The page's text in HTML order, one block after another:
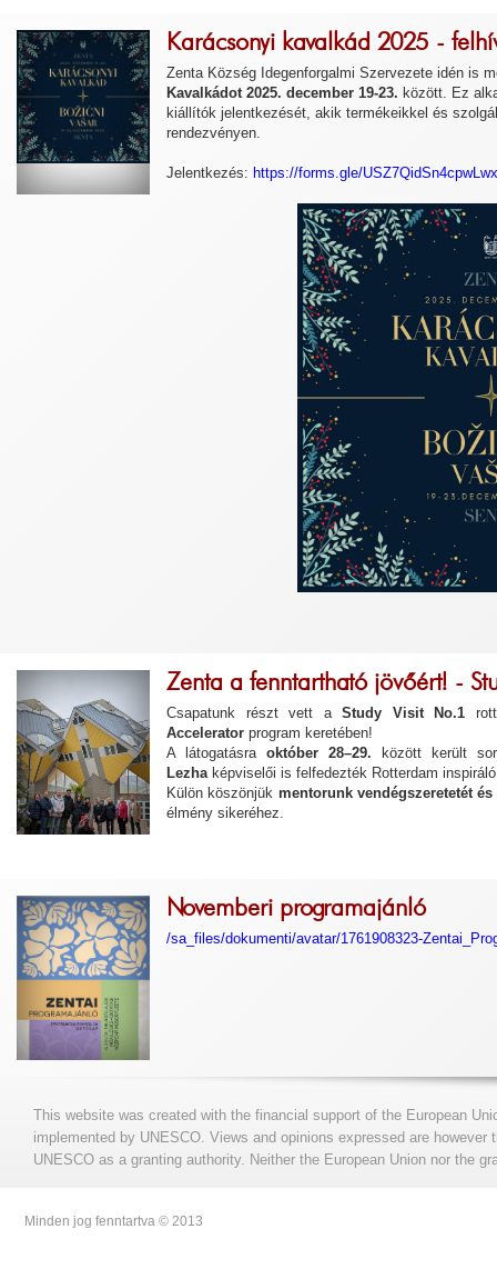
Karácsonyi kavalkád 2025 -
Zenta Község Idegenforgalmi Szervezete idén is
Kavalkádot 2025. december 19-23. között. Ez
kiállítók jelentkezését, akik termékeikkel és
rendezvényen.
Jelentkezés: https://forms.gle/
Zenta a fenntartható jövőért! -
Csapatunk részt vett aStudy Visit No.1
Accelerator program keretében!
A látogatásra október 28–29. között került
Lezhaképviselői is felfedezték Rotterdam
Külön köszönjük mentorunk vendégszeretetét
élmény sikeréhez.
Novemberi programajánló
/sa_files/dokumenti/avatar/1761908323-
This website was created with the financial support of the European
implemented by UNESCO. Views and opinions expressed are
UNESCO as a granting authority. Neither the European Union nor the
Minden jog fenntartva © 2013